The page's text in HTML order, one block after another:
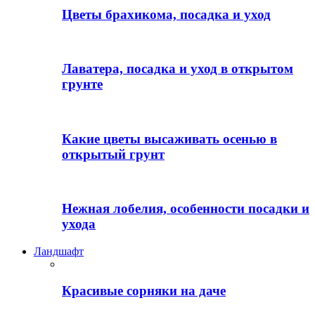
Цветы брахикома, посадка и уход
Лаватера, посадка и уход в открытом
грунте
Какие цветы высаживать осенью в
открытый грунт
Нежная лобелия, особенности посадки и
ухода
Ландшафт
Красивые сорняки на даче